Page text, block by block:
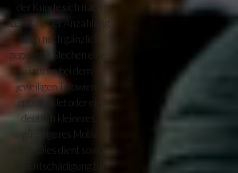
der Kunde sich nach
Leistung der Anzahlung
doch noch gänzlich
gegen das Stechen eines
Tattoos bei dem
jeweiligen Tätowierer
entscheidet oder ein
deutlich kleineres,
günstigeres Motiv
wählt. Dies dient sowohl
als Entschädigung für